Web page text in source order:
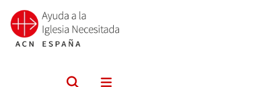
Saltar
contenido